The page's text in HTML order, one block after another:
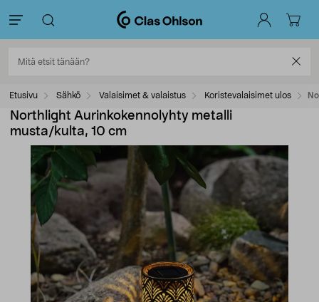
Etusivu Sähkö Valaisimet & valaistus Koristevalaisimet ulos
Northlight Aurinkokennolyhty metalli
musta/kulta, 10 cm